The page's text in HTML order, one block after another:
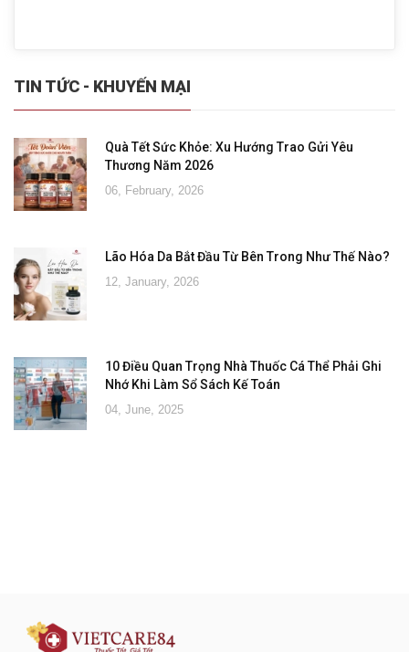
TIN TỨC - KHUYẾN MẠI
Quà Tết Sức Khỏe: Xu Hướng Trao Gửi Yêu
Thương Năm 2026
06, February, 2026
Lão Hóa Da Bắt Đầu Từ Bên Trong Như Thế Nào?
12, January, 2026
10 Điều Quan Trọng Nhà Thuốc Cá Thể Phải Ghi
Nhớ Khi Làm Sổ Sách Kế Toán
04, June, 2025